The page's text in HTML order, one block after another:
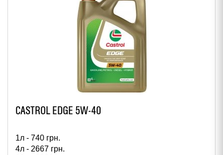
CASTROL EDGE 5W-40
1л - 740 грн.
4л - 2667 грн.